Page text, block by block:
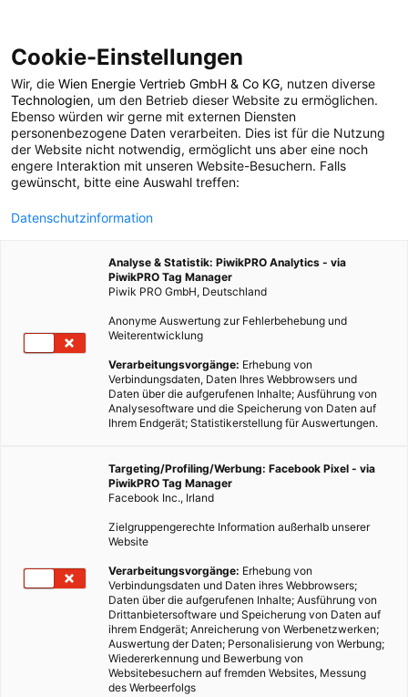
POSTS BY TAG
Schraube
1 BEITRAG
Cookie-Einstellungen
Wir, die Wien Energie Vertrieb GmbH & Co KG, nutzen diverse
Technologien, um den Betrieb dieser Website zu ermöglichen.
Ebenso würden wir gerne mit externen Diensten
personenbezogene Daten verarbeiten. Dies ist für die Nutzung
der Website nicht notwendig, ermöglicht uns aber eine noch
engere Interaktion mit unseren Website-Besuchern. Falls
gewünscht, bitte eine Auswahl treffen:
Datenschutzinformation
Analyse & Statistik: PiwikPRO Analytics - via
PiwikPRO Tag Manager
Piwik PRO GmbH, Deutschland
Anonyme Auswertung zur Fehlerbehebung und
Weiterentwicklung
Verarbeitungsvorgänge: Erhebung von
Verbindungsdaten, Daten Ihres Webbrowsers und
Daten über die aufgerufenen Inhalte; Ausführung von
Analysesoftware und die Speicherung von Daten auf
Ihrem Endgerät; Statistikerstellung für Auswertungen.
Targeting/Profiling/Werbung: Facebook Pixel - via
PiwikPRO Tag Manager
Facebook Inc., Irland
Zielgruppengerechte Information außerhalb unserer
Website
Verarbeitungsvorgänge: Erhebung von
Verbindungsdaten und Daten ihres Webbrowsers;
Daten über die aufgerufenen Inhalte; Ausführung von
Drittanbietersoftware und Speicherung von Daten auf
ihrem Endgerät; Anreicherung von Werbenetzwerken;
Auswertung der Daten; Personalisierung von Werbung;
Wiedererkennung und Bewerbung von
Websitebesuchern auf fremden Websites, Messung
des Werbeerfolgs